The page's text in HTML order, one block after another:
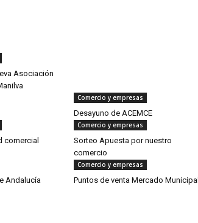
Asociación
Comercio y empresas
Desayuno de ACEMCE
comercial
Comercio y empresas
Sorteo Apuesta por nuestro
comercio
Andalucía
Comercio y empresas
Puntos de venta Mercado Municipal